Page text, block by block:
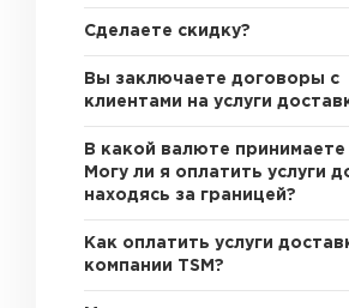
Сделаете скидку?
Вы заключаете договоры с
клиентами на услуги
В какой валюте принимаете
Могу ли я оплатить услуги
находясь за границей?
Как оплатить услуги
компании TSM?